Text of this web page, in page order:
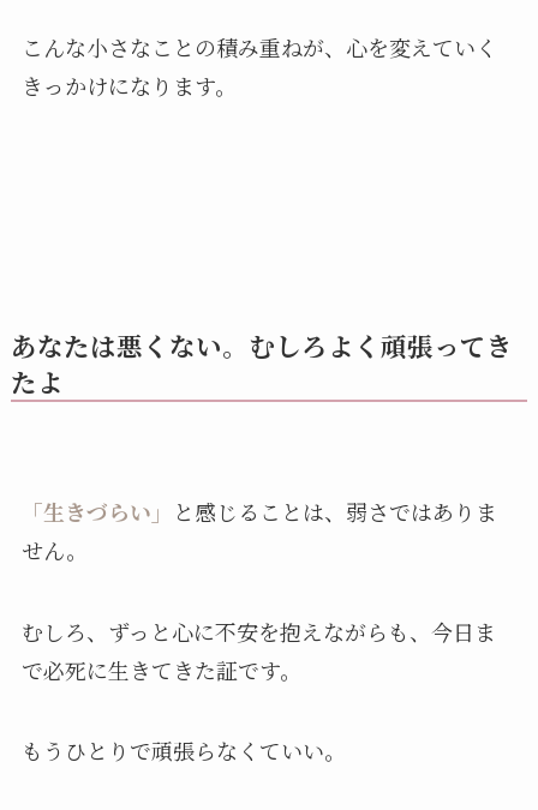
こんな小さなことの積み重ねが、心を変えていく
きっかけになります。
あなたは悪くない。むしろよく頑張ってき
たよ
「生きづらい」
と感じることは、弱さではありま
せん。
むしろ、ずっと心に不安を抱えながらも、今日ま
で必死に生きてきた証です。
もうひとりで頑張らなくていい。